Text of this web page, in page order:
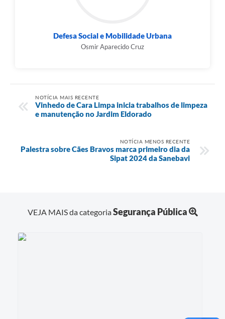
Defesa Social e Mobilidade Urbana
Osmir Aparecido Cruz
NOTÍCIA MAIS RECENTE
Vinhedo de Cara Limpa inicia trabalhos de limpeza
e manutenção no Jardim Eldorado
NOTÍCIA MENOS RECENTE
Palestra sobre Cães Bravos marca primeiro dia da
Sipat 2024 da Sanebavi
VEJA MAIS da categoriaSegurança Pública